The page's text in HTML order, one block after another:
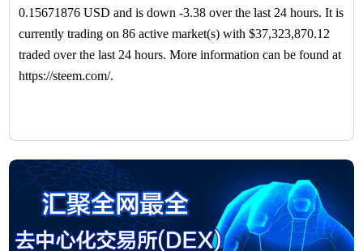
0.15671876 USD and is down -3.38 over the last 24 hours. It is
currently trading on 86 active market(s) with $37,323,870.12
traded over the last 24 hours. More information can be found at
https://steem.com/.